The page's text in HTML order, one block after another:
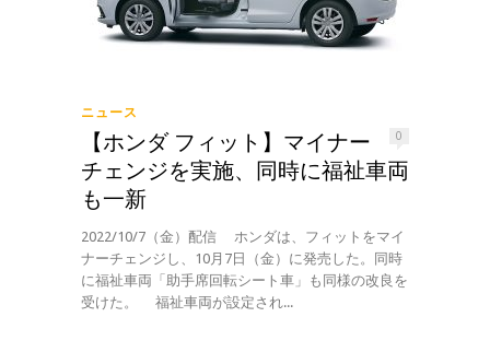
ニュース
0
【ホンダ フィット】マイナー
チェンジを実施、同時に福祉車両
も一新
2022/10/7（金）配信 ホンダは、フィットをマイ
ナーチェンジし、10月7日（金）に発売した。同時
に福祉車両「助手席回転シート車」も同様の改良を
受けた。 福祉車両が設定され...